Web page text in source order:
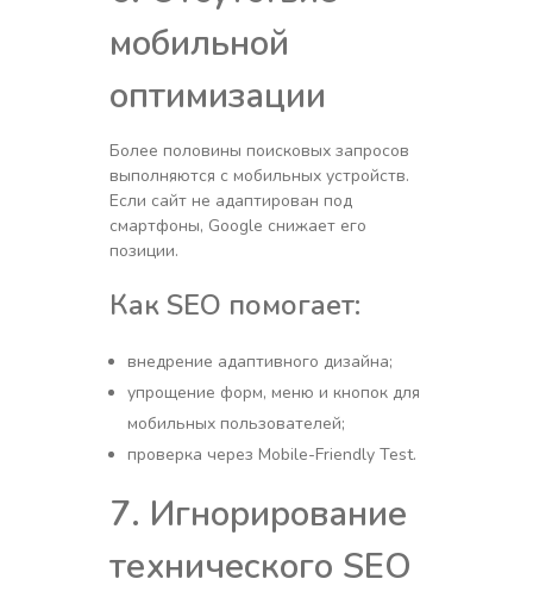
мобильной
оптимизации
Более половины поисковых запросов
выполняются с мобильных устройств.
Если сайт не адаптирован под
смартфоны, Google снижает его
позиции.
Как SEO помогает:
внедрение адаптивного дизайна;
упрощение форм, меню и кнопок для
мобильных пользователей;
проверка через Mobile-Friendly Test.
7. Игнорирование
технического SEO